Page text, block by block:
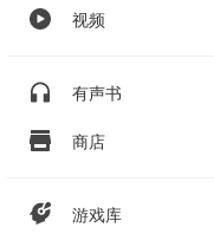
视频
有声书
商店
游戏库